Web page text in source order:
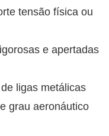
tensão física ou
e apertadas
ligas metálicas
grau aeronáutico